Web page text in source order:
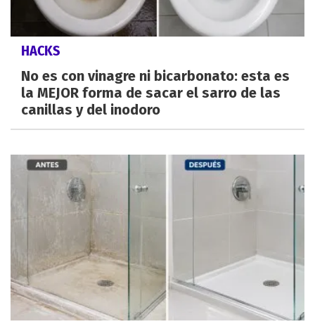
HACKS
No es con vinagre ni bicarbonato: esta es
la MEJOR forma de sacar el sarro de las
canillas y del inodoro